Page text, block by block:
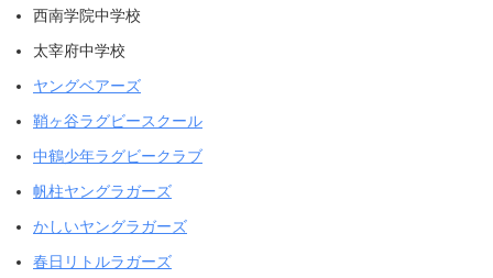
西南学院中学校
太宰府中学校
ヤングベアーズ
鞘ヶ谷ラグビースクール
中鶴少年ラグビークラブ
帆柱ヤングラガーズ
かしいヤングラガーズ
春日リトルラガーズ